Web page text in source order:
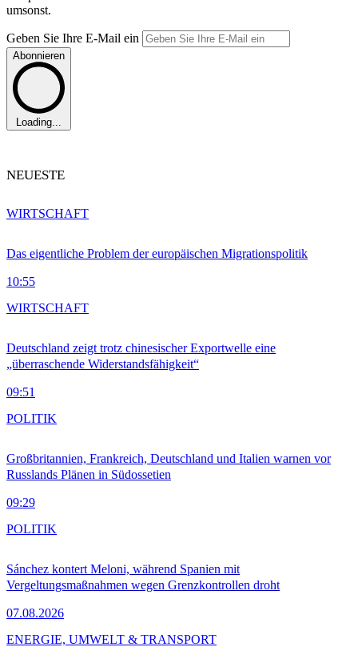
umsonst.
Geben Sie Ihre E-Mail ein
Abonnieren
Loading...
NEUESTE
Das eigentliche Problem der europäischen Migrationspolitik
10:55
WIRTSCHAFT
Deutschland zeigt trotz chinesischer Exportwelle eine
„überraschende Widerstandsfähigkeit“
09:51
WIRTSCHAFT
Großbritannien, Frankreich, Deutschland und Italien warnen vor
Russlands Plänen in Südossetien
09:29
POLITIK
Sánchez kontert Meloni, während Spanien mit
Vergeltungsmaßnahmen wegen Grenzkontrollen droht
07.08.2026
POLITIK
ENERGIE, UMWELT & TRANSPORT